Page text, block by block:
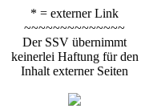
* = externer Link
~~~~~~~~~~~~~~
Der SSV übernimmt
keinerlei Haftung für den
Inhalt externer Seiten